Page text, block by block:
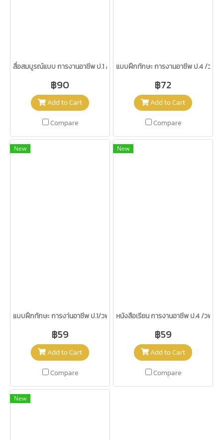
สื่อสมบูรณ์แบบ การงานอาชีพ ป.1 /วพ.
฿90
Add to Cart
Compare
แบบฝึกทักษะ การงานอาชีพ ป.4 /วพ.
฿72
Add to Cart
Compare
New
แบบฝึกทักษะ การงา่นอาชีพ ป.1/วพ.
฿59
Add to Cart
Compare
New
หนังสือเรียน การงานอาชีพ ป.4 /วพ.
฿59
Add to Cart
Compare
New